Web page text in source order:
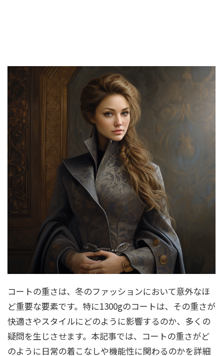
コートの重さは、冬のファッションにおいて意外なほ
ど重要な要素です。特に1300gのコートは、その重さが
快適さやスタイルにどのように影響するのか、多くの
疑問を生じさせます。本記事では、コートの重さがど
のように日常の着こなしや機能性に関わるのかを詳細